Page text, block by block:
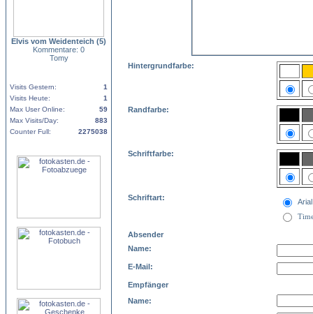
Elvis vom Weidenteich (5)
Kommentare: 0
Tomy
Visits Gestern:
1
Visits Heute:
1
Max User Online:
59
Max Visits/Day:
883
Counter Full:
2275038
Hintergrundfarbe:
Randfarbe:
Schriftfarbe:
Schriftart:
Arial
Absender
Name:
E-Mail:
Empfänger
Name: